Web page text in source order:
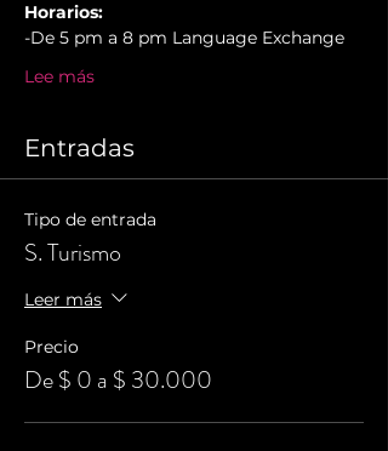
Horarios:
-De 5 pm a 8 pm Language Exchange
Lee más
Entradas
Tipo de entrada
S. Turismo
Leer más
Precio
De $ 0 a $ 30.000